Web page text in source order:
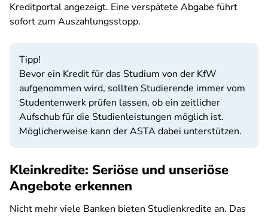
Kreditportal angezeigt. Eine verspätete Abgabe führt
sofort zum Auszahlungsstopp.
Tipp!
Bevor ein Kredit für das Studium von der KfW
aufgenommen wird, sollten Studierende immer vom
Studentenwerk prüfen lassen, ob ein zeitlicher
Aufschub für die Studienleistungen möglich ist.
Möglicherweise kann der ASTA dabei unterstützen.
Kleinkredite: Seriöse und unseriöse
Angebote erkennen
Nicht mehr viele Banken bieten Studienkredite an. Das